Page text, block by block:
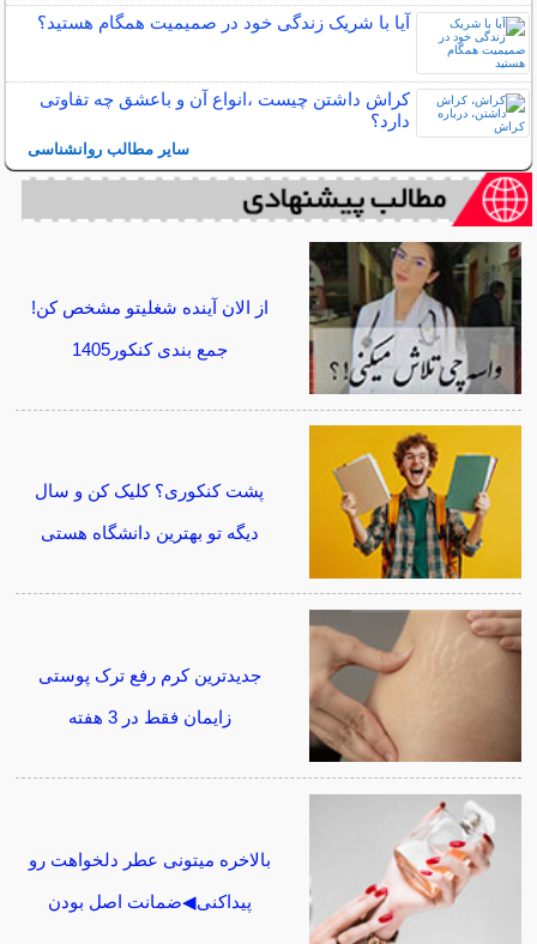
آیا با شریک زندگی خود در صمیمیت همگام هستید؟
کراش داشتن چیست ،انواع آن و باعشق چه تفاوتی
دارد؟
سایر مطالب روانشناسی
از الان آینده شغلیتو مشخص کن!
جمع بندی کنکور1405
پشت کنکوری؟ کلیک کن و سال
دیگه تو بهترین دانشگاه هستی
جدیدترین کرم رفع ترک پوستی
زایمان فقط در 3 هفته
بالاخره میتونی عطر دلخواهت رو
پیداکنی◀ضمانت اصل بودن